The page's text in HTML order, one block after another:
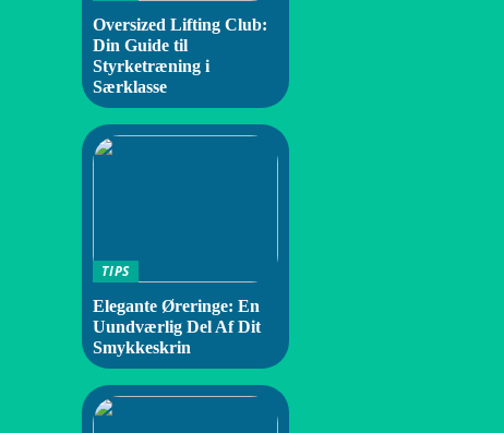
Oversized Lifting Club:
Din Guide til
Styrketræning i
Særklasse
TIPS
Elegante Øreringe: En
Uundværlig Del Af Dit
Smykkeskrin